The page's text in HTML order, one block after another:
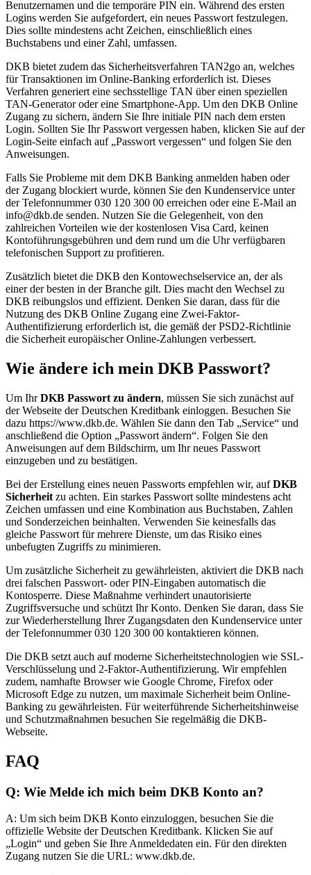
Benutzernamen und die temporäre PIN ein. Während des ersten
Logins werden Sie aufgefordert, ein neues Passwort festzulegen.
Dies sollte mindestens acht Zeichen, einschließlich eines
Buchstabens und einer Zahl, umfassen.
DKB bietet zudem das Sicherheitsverfahren TAN2go an, welches
für Transaktionen im Online-Banking erforderlich ist. Dieses
Verfahren generiert eine sechsstellige TAN über einen speziellen
TAN-Generator oder eine Smartphone-App. Um den DKB Online
Zugang zu sichern, ändern Sie Ihre initiale PIN nach dem ersten
Login. Sollten Sie Ihr Passwort vergessen haben, klicken Sie auf der
Login-Seite einfach auf „Passwort vergessen“ und folgen Sie den
Anweisungen.
Falls Sie Probleme mit dem DKB Banking anmelden haben oder
der Zugang blockiert wurde, können Sie den Kundenservice unter
der Telefonnummer 030 120 300 00 erreichen oder eine E-Mail an
info@dkb.de senden. Nutzen Sie die Gelegenheit, von den
zahlreichen Vorteilen wie der kostenlosen Visa Card, keinen
Kontoführungsgebühren und dem rund um die Uhr verfügbaren
telefonischen Support zu profitieren.
Zusätzlich bietet die DKB den Kontowechselservice an, der als
einer der besten in der Branche gilt. Dies macht den Wechsel zu
DKB reibungslos und effizient. Denken Sie daran, dass für die
Nutzung des DKB Online Zugang eine Zwei-Faktor-
Authentifizierung erforderlich ist, die gemäß der PSD2-Richtlinie
die Sicherheit europäischer Online-Zahlungen verbessert.
Wie ändere ich mein DKB Passwort?
Um IhrDKB Passwort zu ändern, müssen Sie sich zunächst auf
der Webseite der Deutschen Kreditbank einloggen. Besuchen Sie
dazu https://www.dkb.de. Wählen Sie dann den Tab „Service“ und
anschließend die Option „Passwort ändern“. Folgen Sie den
Anweisungen auf dem Bildschirm, um Ihr neues Passwort
einzugeben und zu bestätigen.
Bei der Erstellung eines neuen Passworts empfehlen wir, aufDKB
Sicherheit zu achten. Ein starkes Passwort sollte mindestens acht
Zeichen umfassen und eine Kombination aus Buchstaben, Zahlen
und Sonderzeichen beinhalten. Verwenden Sie keinesfalls das
gleiche Passwort für mehrere Dienste, um das Risiko eines
unbefugten Zugriffs zu minimieren.
Um zusätzliche Sicherheit zu gewährleisten, aktiviert die DKB nach
drei falschen Passwort- oder PIN-Eingaben automatisch die
Kontosperre. Diese Maßnahme verhindert unautorisierte
Zugriffsversuche und schützt Ihr Konto. Denken Sie daran, dass Sie
zur Wiederherstellung Ihrer Zugangsdaten den Kundenservice unter
der Telefonnummer 030 120 300 00 kontaktieren können.
Die DKB setzt auch auf moderne Sicherheitstechnologien wie SSL-
Verschlüsselung und 2-Faktor-Authentifizierung. Wir empfehlen
zudem, namhafte Browser wie Google Chrome, Firefox oder
Microsoft Edge zu nutzen, um maximale Sicherheit beim Online-
Banking zu gewährleisten. Für weiterführende Sicherheitshinweise
und Schutzmaßnahmen besuchen Sie regelmäßig die DKB-
Webseite.
FAQ
Q: Wie Melde ich mich beim DKB Konto an?
A: Um sich beim DKB Konto einzuloggen, besuchen Sie die
offizielle Website der Deutschen Kreditbank. Klicken Sie auf
„Login“ und geben Sie Ihre Anmeldedaten ein. Für den direkten
Zugang nutzen Sie die URL: www.dkb.de.